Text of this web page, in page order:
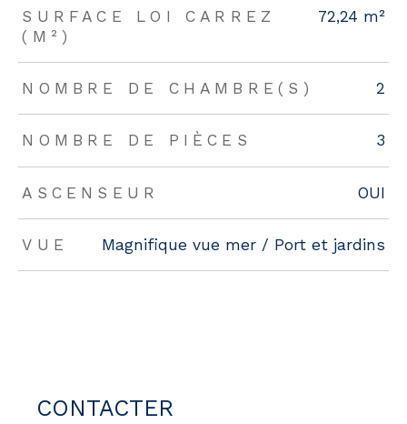
SURFACE LOI CARREZ
(M²)
72,24 m²
NOMBRE DE CHAMBRE(S) 2
NOMBRE DE PIÈCES 3
ASCENSEUR OUI
VUE Magnifique vue mer / Port et jardins
CONTACTER